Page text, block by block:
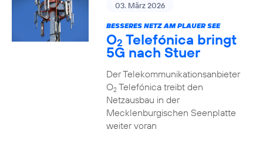
03. März 2026
BESSERES NETZ AM PLAUER SEE
O2 Telefónica bringt
5G nach Stuer
Der Telekommunikationsanbieter
O2Telefónica treibt den
Netzausbau in der
Mecklenburgischen Seenplatte
weiter voran